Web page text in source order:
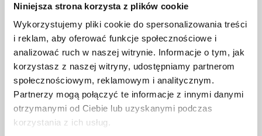
Niniejsza strona korzysta z plików cookie
Wykorzystujemy pliki cookie do spersonalizowania treści
i reklam, aby oferować funkcje społecznościowe i
analizować ruch w naszej witrynie. Informacje o tym, jak
korzystasz z naszej witryny, udostępniamy partnerom
społecznościowym, reklamowym i analitycznym.
Partnerzy mogą połączyć te informacje z innymi danymi
otrzymanymi od Ciebie lub uzyskanymi podczas
korzystania z ich usług.
Diagnostyka
Rehabilitacja
Laboratorium
Dietetyk
Nocna i świąteczna pomoc medyczna
Transport medyczny
Profilaktyka zdrowotna
Opieka długoterminowa